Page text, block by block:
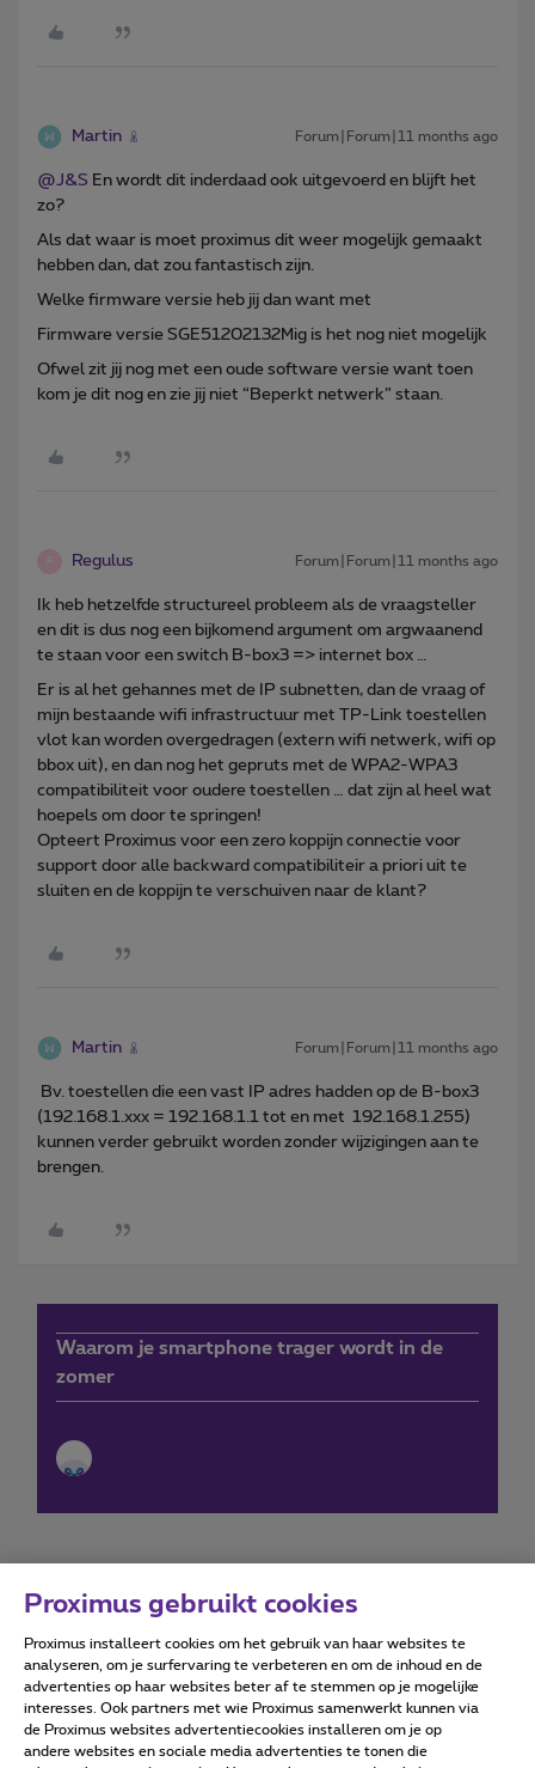
Martin Forum|Forum|11 months ago
@J&S En wordt dit inderdaad ook uitgevoerd en blijft het
zo?
Als dat waar is moet proximus dit weer mogelijk gemaakt
hebben dan, dat zou fantastisch zijn.
Welke firmware versie heb jij dan want met
Firmware versie SGE51202132Mig is het nog niet mogelijk
Ofwel zit jij nog met een oude software versie want toen
kom je dit nog en zie jij niet “Beperkt netwerk” staan.
Regulus Forum|Forum|11 months ago
Ik heb hetzelfde structureel probleem als de vraagsteller
en dit is dus nog een bijkomend argument om argwaanend
te staan voor een switch B-box3 => internet box …
Er is al het gehannes met de IP subnetten, dan de vraag of
mijn bestaande wifi infrastructuur met TP-Link toestellen
vlot kan worden overgedragen (extern wifi netwerk, wifi op
bbox uit), en dan nog het gepruts met de WPA2-WPA3
compatibiliteit voor oudere toestellen … dat zijn al heel wat
hoepels om door te springen!
Opteert Proximus voor een zero koppijn connectie voor
support door alle backward compatibiliteir a priori uit te
sluiten en de koppijn te verschuiven naar de klant?
Martin Forum|Forum|11 months ago
Bv. toestellen die een vast IP adres hadden op de B-box3
(192.168.1.xxx = 192.168.1.1 tot en met 192.168.1.255)
kunnen verder gebruikt worden zonder wijzigingen aan te
brengen.
Waarom je smartphone trager wordt in de
zomer
Forumvoorwaarden Accessibility statement
Proximus gebruikt cookies
Proximus installeert cookies om het gebruik van haar websites te
analyseren, om je surfervaring te verbeteren en om de inhoud en de
advertenties op haar websites beter af te stemmen op je mogelijke
interesses. Ook partners met wie Proximus samenwerkt kunnen via
de Proximus websites advertentiecookies installeren om je op
andere websites en sociale media advertenties te tonen die